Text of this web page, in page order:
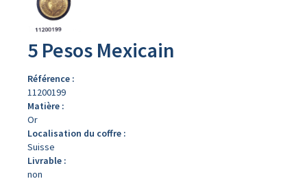
produit
5 Pesos Mexicain
Référence :
11200199
Matière :
Or
Localisation du coffre :
Suisse
Livrable :
non